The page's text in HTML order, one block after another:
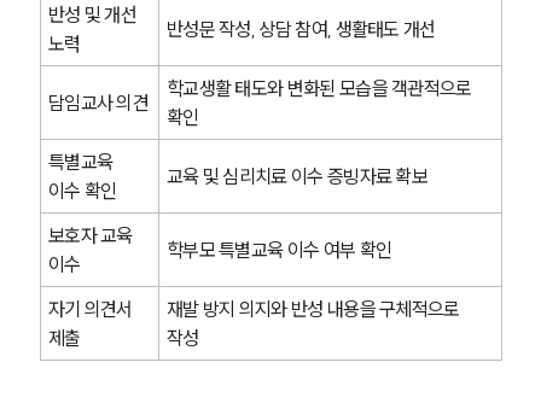
반성 및 개선
노력
반성문 작성, 상담 참여, 생활태도 개선
담임교사 의견
학교생활 태도와 변화된 모습을 객관적으로
확인
특별교육
이수 확인
교육 및 심리치료 이수 증빙자료 확보
보호자 교육
이수
학부모 특별교육 이수 여부 확인
자기 의견서
제출
재발 방지 의지와 반성 내용을 구체적으로
작성